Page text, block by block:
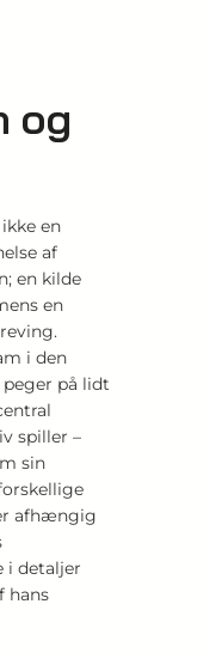
og
en
af
en kilde
en
i den
peger på lidt
spiller –
sin
afhængig
i detaljer
hans